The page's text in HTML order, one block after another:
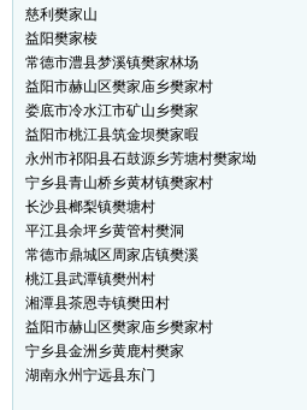
慈利樊家山
益阳樊家棱
常德市澧县梦溪镇樊家林场
益阳市赫山区樊家庙乡樊家村
娄底市冷水江市矿山乡樊家
益阳市桃江县筑金坝樊家暇
永州市祁阳县石鼓源乡芳塘村樊家坳
宁乡县青山桥乡黄材镇樊家村
长沙县榔梨镇樊塘村
平江县余坪乡黄管村樊洞
常德市鼎城区周家店镇樊溪
桃江县武潭镇樊州村
湘潭县茶恩寺镇樊田村
益阳市赫山区樊家庙乡樊家村
宁乡县金洲乡黄鹿村樊家
湖南永州宁远县东门